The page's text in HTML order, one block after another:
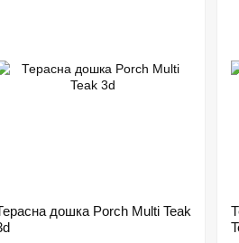
дошка Porch Multi Teak